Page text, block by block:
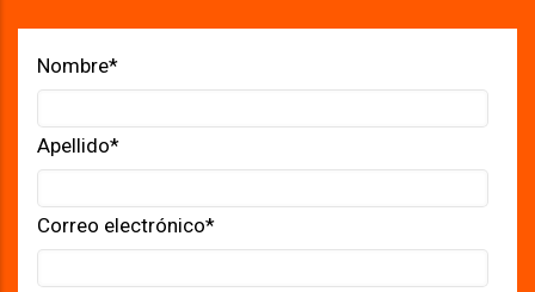
Nombre*
Apellido*
Correo electrónico*